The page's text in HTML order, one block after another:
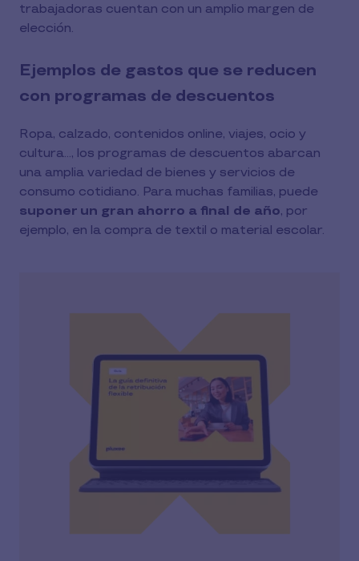
trabajadoras cuentan con un amplio margen de
elección.
Ejemplos de gastos que se reducen
con programas de descuentos
Ropa, calzado, contenidos online, viajes, ocio y
cultura…, los programas de descuentos abarcan
una amplia variedad de bienes y servicios de
consumo cotidiano. Para muchas familias, puede
suponer un gran ahorro a final de año, por
ejemplo, en la compra de textil o material escolar.